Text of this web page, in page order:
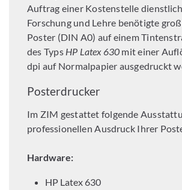
Auftrag einer Kostenstelle
Forschung und Lehre benötigte
Poster (DIN A0) auf einem
des Typs HP Latex 630mit einer
dpi auf Normalpapier ausgedruckt
Posterdrucker
Im ZIM gestattet folgende
professionellen Ausdruck Ihrer
Hardware:
HP Latex 630